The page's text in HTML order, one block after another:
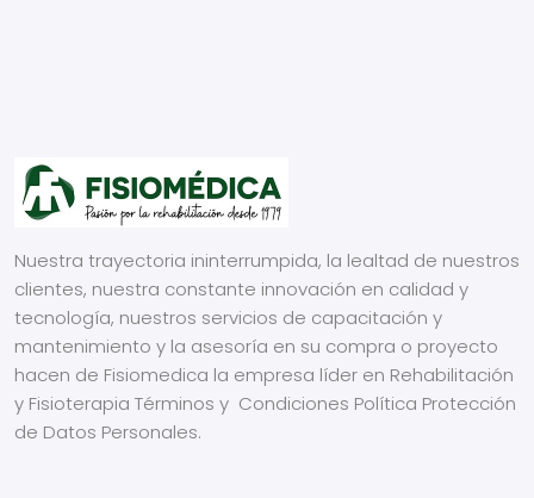
Nuestra trayectoria ininterrumpida, la lealtad de nuestros
clientes, nuestra constante innovación en calidad y
tecnología, nuestros servicios de capacitación y
mantenimiento y la asesoría en su compra o proyecto
hacen de Fisiomedica la empresa líder en Rehabilitación
y Fisioterapia Términos y Condiciones Política Protección
de Datos Personales.